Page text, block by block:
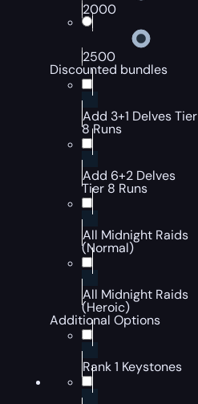
2000
2500
Discounted bundles
Add 3+1 Delves Tier
8 Runs
Add 6+2 Delves
Tier 8 Runs
All Midnight Raids
(Normal)
All Midnight Raids
(Heroic)
Additional Options
Rank 1 Keystones